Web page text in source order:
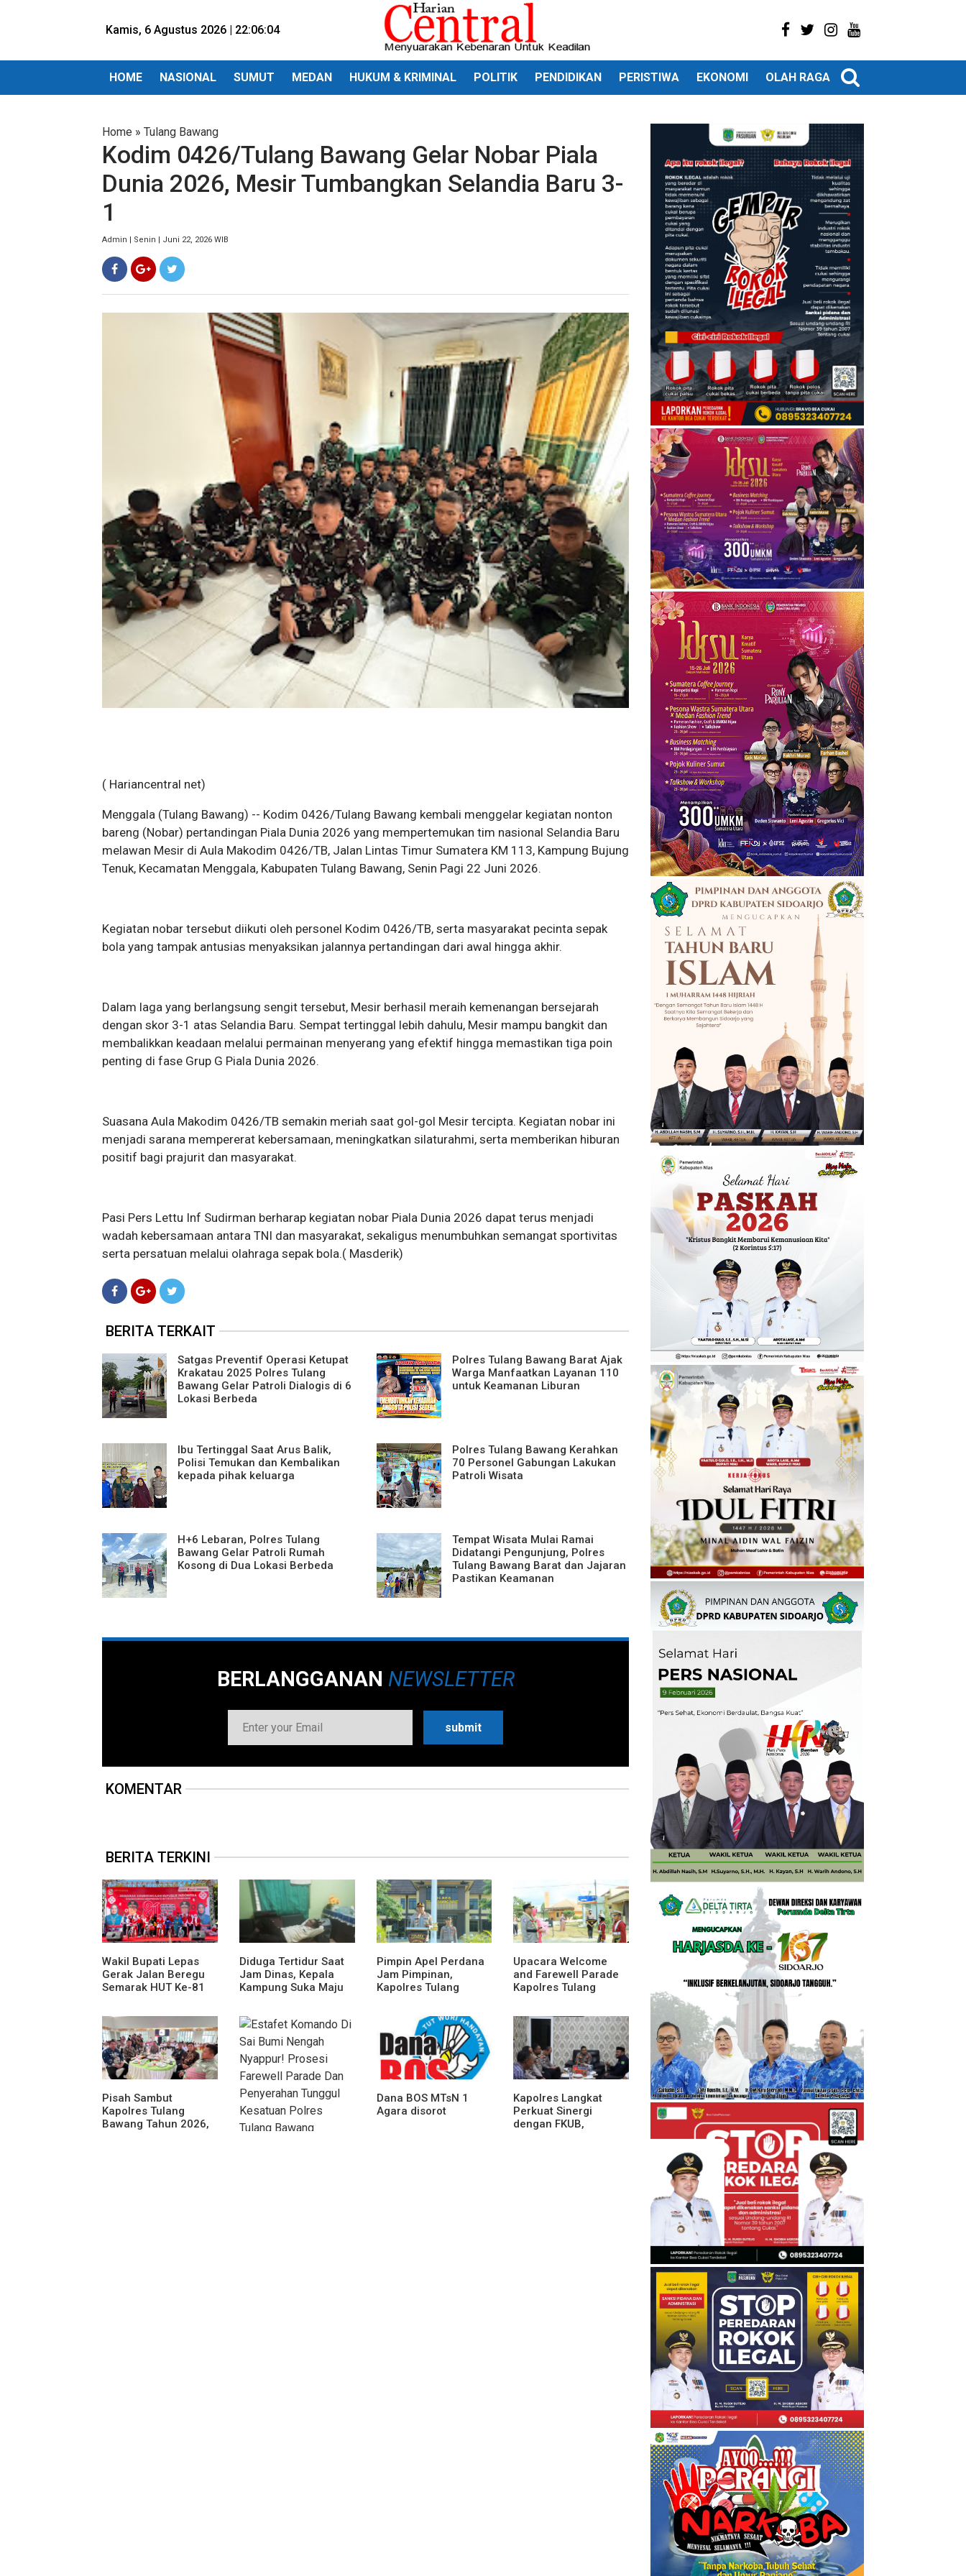
Kamis, 6 Agustus 2026 | 22:06:05
HOME NASIONAL SUMUT MEDAN HUKUM & KRIMINAL POLITIK PENDIDIKAN PERISTIWA EKONOMI OLAH RAGA
Home » Tulang Bawang
Kodim 0426/Tulang Bawang Gelar Nobar Piala
Dunia 2026, Mesir Tumbangkan Selandia Baru 3-
1
Admin | Senin | Juni 22, 2026 WIB
( Hariancentral net)
Menggala (Tulang Bawang) -- Kodim 0426/Tulang Bawang kembali menggelar kegiatan nonton
bareng (Nobar) pertandingan Piala Dunia 2026 yang mempertemukan tim nasional Selandia Baru
melawan Mesir di Aula Makodim 0426/TB, Jalan Lintas Timur Sumatera KM 113, Kampung Bujung
Tenuk, Kecamatan Menggala, Kabupaten Tulang Bawang, Senin Pagi 22 Juni 2026.
Kegiatan nobar tersebut diikuti oleh personel Kodim 0426/TB, serta masyarakat pecinta sepak
bola yang tampak antusias menyaksikan jalannya pertandingan dari awal hingga akhir.
Dalam laga yang berlangsung sengit tersebut, Mesir berhasil meraih kemenangan bersejarah
dengan skor 3-1 atas Selandia Baru. Sempat tertinggal lebih dahulu, Mesir mampu bangkit dan
membalikkan keadaan melalui permainan menyerang yang efektif hingga memastikan tiga poin
penting di fase Grup G Piala Dunia 2026.
Suasana Aula Makodim 0426/TB semakin meriah saat gol-gol Mesir tercipta. Kegiatan nobar ini
menjadi sarana mempererat kebersamaan, meningkatkan silaturahmi, serta memberikan hiburan
positif bagi prajurit dan masyarakat.
Pasi Pers Lettu Inf Sudirman berharap kegiatan nobar Piala Dunia 2026 dapat terus menjadi
wadah kebersamaan antara TNI dan masyarakat, sekaligus menumbuhkan semangat sportivitas
serta persatuan melalui olahraga sepak bola.( Masderik)
BERITA TERKAIT
Satgas Preventif Operasi Ketupat
Krakatau 2025 Polres Tulang
Bawang Gelar Patroli Dialogis di 6
Lokasi Berbeda
Polres Tulang Bawang Barat Ajak
Warga Manfaatkan Layanan 110
untuk Keamanan Liburan
Ibu Tertinggal Saat Arus Balik,
Polisi Temukan dan Kembalikan
kepada pihak keluarga
Polres Tulang Bawang Kerahkan
70 Personel Gabungan Lakukan
Patroli Wisata
H+6 Lebaran, Polres Tulang
Bawang Gelar Patroli Rumah
Kosong di Dua Lokasi Berbeda
Tempat Wisata Mulai Ramai
Didatangi Pengunjung, Polres
Tulang Bawang Barat dan Jajaran
Pastikan Keamanan
BERLANGGANAN NEWSLETTER
KOMENTAR
BERITA TERKINI
Wakil Bupati Lepas
Gerak Jalan Beregu
Semarak HUT Ke-81
Diduga Tertidur Saat
Jam Dinas, Kepala
Kampung Suka Maju
Media
Pimpin Apel Perdana
Jam Pimpinan,
Kapolres Tulang
Arahan dan
Penekanan Pada
Personil
Upacara Welcome
and Farewell Parade
Kapolres Tulang
Berlangsung Khidmat
Pisah Sambut
Kapolres Tulang
Bawang Tahun 2026,
Dana BOS MTsN 1
Agara disorot
Kapolres Langkat
Perkuat Sinergi
dengan FKUB,